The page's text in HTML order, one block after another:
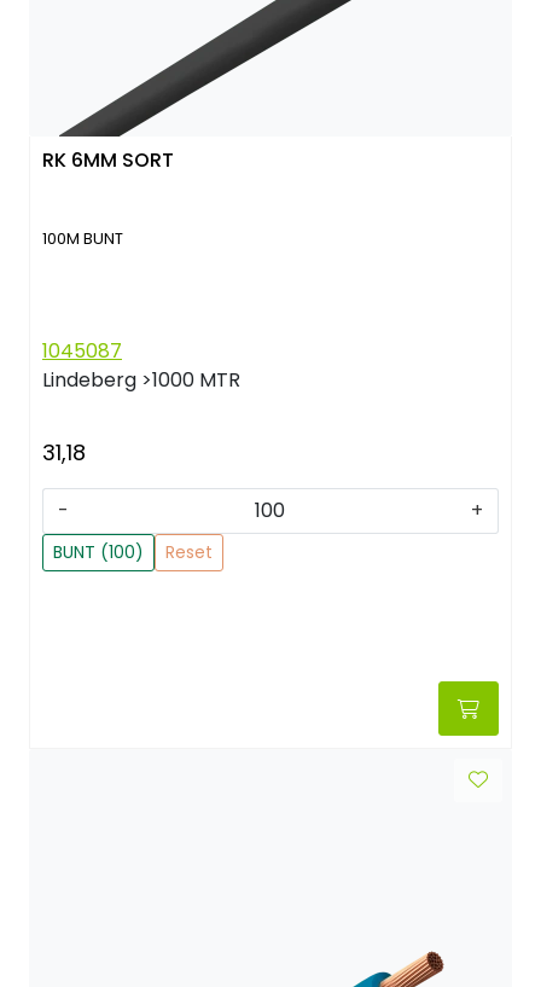
RK 6MM SORT
100M BUNT
1045087
Lindeberg >1000 MTR
31,18
- +
BUNT (100) Reset